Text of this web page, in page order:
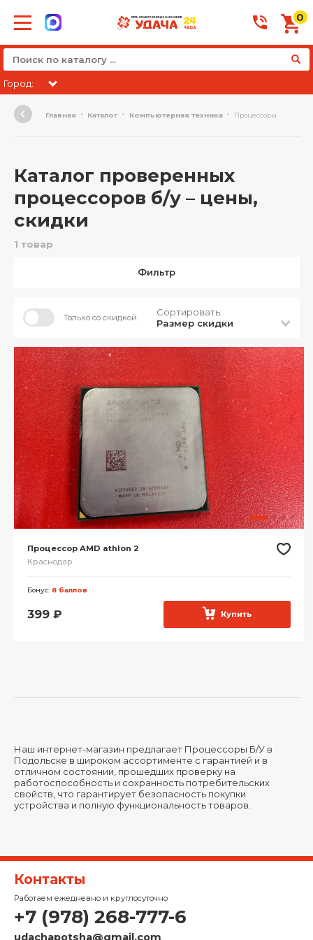
0
Город:
Главная Каталог Компьютерная техника Процессоры
Каталог проверенных
процессоров б/у – цены,
скидки
1 товар
Фильтр
Только со скидкой
Сортировать:
Размер скидки
Процессор AMD athlon 2
Краснодар
Бонус: 8 баллов
399 ₽ Купить
Наш интернет-магазин предлагает Процессоры Б/У в
Подольске в широком ассортименте с гарантией и в
отличном состоянии, прошедших проверку на
работоспособность и сохранность потребительских
свойств, что гарантирует безопасность покупки
устройства и полную функциональность товаров.
Контакты
Работаем ежедневно и круглосуточно
+7 (978) 268-777-6
udachapotsha@gmail.com